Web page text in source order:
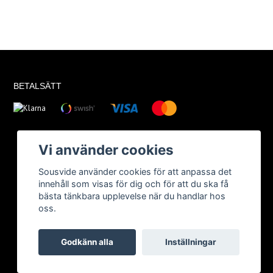
BETALSÄTT
Vi använder cookies
Sousvide använder cookies för att anpassa det
innehåll som visas för dig och för att du ska få
bästa tänkbara upplevelse när du handlar hos
oss.
Godkänn alla Inställningar